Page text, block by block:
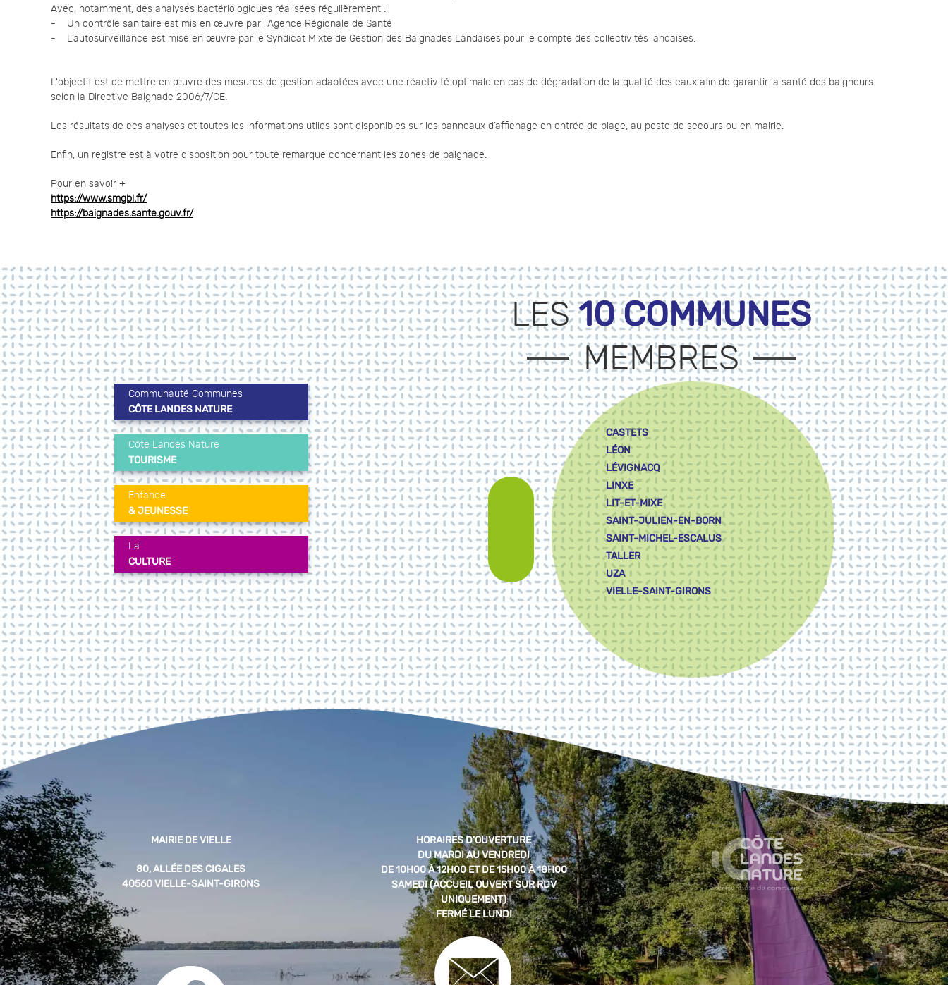
Avec, notamment, des analyses bactériologiques réalisées régulièrement :
- Un contrôle sanitaire est mis en œuvre par l’Agence Régionale de Santé
- L’autosurveillance est mise en œuvre par le Syndicat Mixte de Gestion des Baignades Landaises pour le compte des collectivités landaises.
L'objectif est de mettre en œuvre des mesures de gestion adaptées avec une réactivité optimale en cas de dégradation de la qualité des eaux afin de garantir la santé des baigneurs
selon la Directive Baignade 2006/7/CE.
Les résultats de ces analyses et toutes les informations utiles sont disponibles sur les panneaux d’affichage en entrée de plage, au poste de secours ou en mairie.
Enfin, un registre est à votre disposition pour toute remarque concernant les zones de baignade.
Pour en savoir +
https://www.smgbl.fr/
https://baignades.sante.gouv.fr/
Communauté Communes
CÔTE LANDES NATURE
Côte Landes Nature
TOURISME
Enfance
& JEUNESSE
La
CULTURE
LES10 COMMUNES
MEMBRES
CASTETS
LÉON
LÉVIGNACQ
LINXE
LIT-ET-MIXE
SAINT-JULIEN-EN-BORN
SAINT-MICHEL-ESCALUS
TALLER
UZA
VIELLE-SAINT-GIRONS
MAIRIE DE VIELLE
80, ALLÉE DES CIGALES
40560 VIELLE-SAINT-GIRONS
HORAIRES D'OUVERTURE
DU MARDI AU VENDREDI
DE 10H00 À 12H00 ET DE 15H00 À 18H00
SAMEDI (ACCUEIL OUVERT SUR RDV
UNIQUEMENT)
FERMÉ LE LUNDI